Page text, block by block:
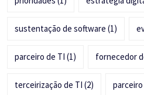
sustentação de software (1)
parceiro de TI (1) fornecedor
terceirização de TI (2)